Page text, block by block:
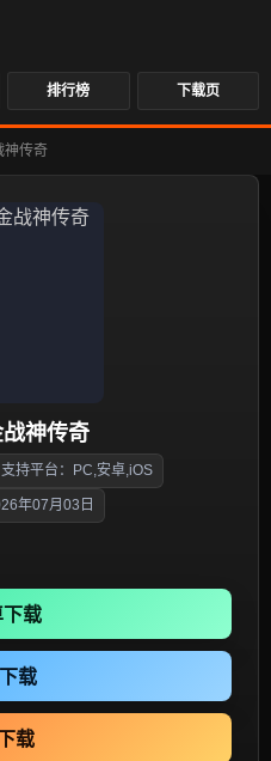
排行榜 下载页
神传奇
神传奇
支持平台：PC,安卓,iOS
年07月03日
下载
载
载